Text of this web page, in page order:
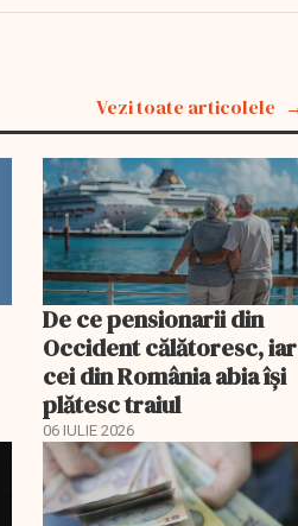
Vezi toate articolele
De ce pensionarii din
Occident călătoresc, iar
cei din România abia își
plătesc traiul
06 IULIE 2026